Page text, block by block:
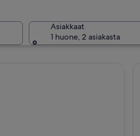
Asiakkaat
1 huone, 2 asiakasta